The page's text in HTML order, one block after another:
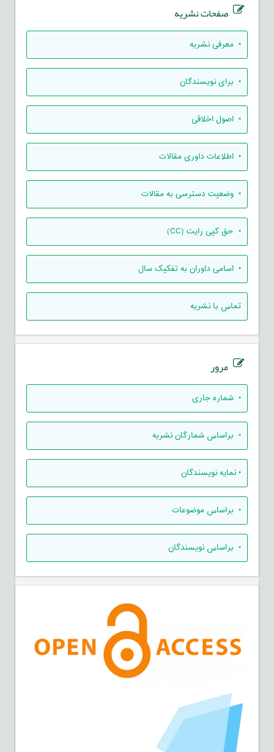
صفحات نشریه
• معرفی نشریه
• برای نویسندگان
• اصول اخلاقی
• اطلاعات داوری مقالات
• وضعیت دسترسی به مقالات
• حق کپی رایت (CC)
• اسامی داوران به تفکیک سال
تماس با نشریه
مرور
• شماره جاری
• براساس شمارگان نشریه
•نمایه نویسندگان
• براساس موضوعات
• براساس نویسندگان